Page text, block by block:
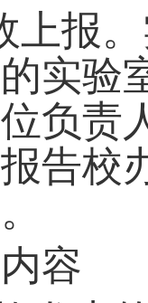
上报
实验
负责
告校
容